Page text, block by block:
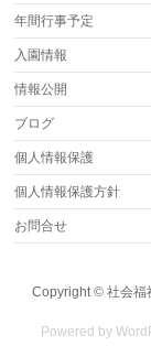
年間行事予定
入園情報
情報公開
ブログ
個人情報保護
個人情報保護方針
お問合せ
Copyright © 社会
Powered by